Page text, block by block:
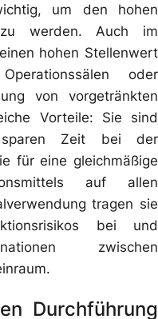
um den hohen
zu werden. Auch im
hohen Stellenwert
oder
von vorgetränkten
Vorteile: Sie sind
sparen Zeit bei der
für eine gleichmäßige
auf allen
tragen sie
bei und
zwischen
Durchführung